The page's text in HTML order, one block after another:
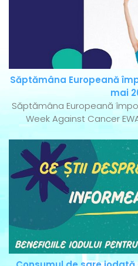
Săptămâna Europeană
mai
Săptămâna Europeană
Week Against Cancer